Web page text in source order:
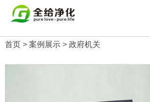
首页 > 案例展示 > 政府机关